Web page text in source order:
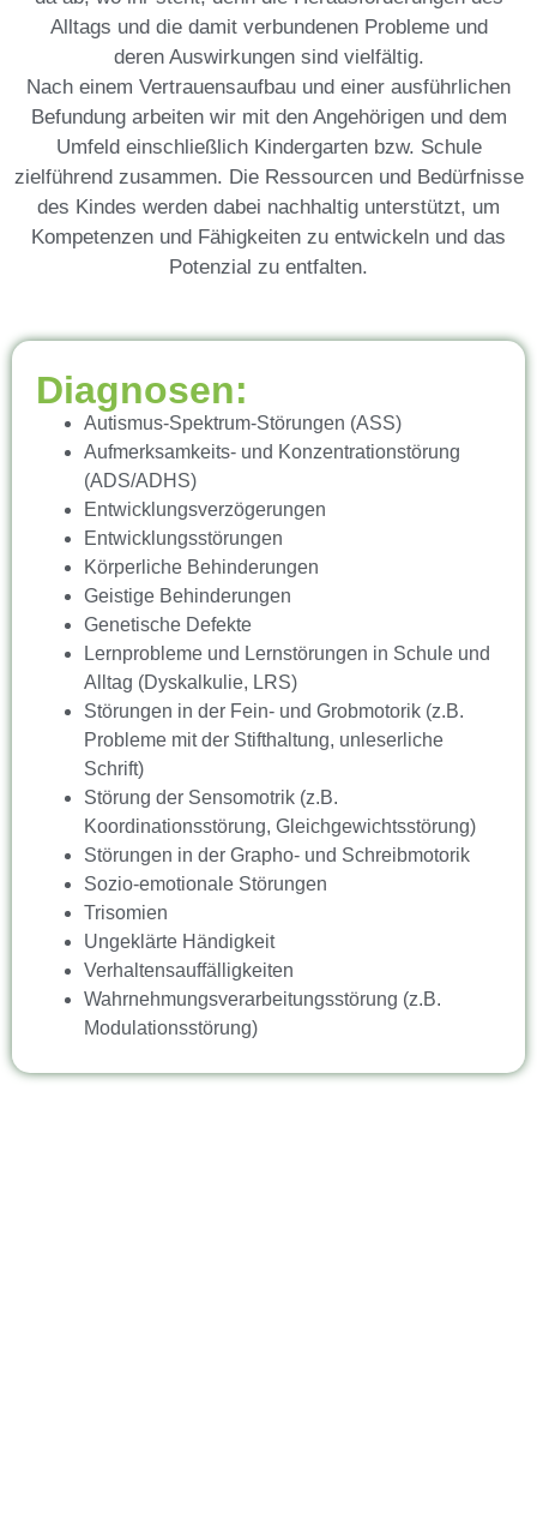
Alltags und die damit verbundenen Probleme und
deren Auswirkungen sind vielfältig.
Nach einem Vertrauensaufbau und einer ausführlichen
Befundung arbeiten wir mit den Angehörigen und dem
Umfeld einschließlich Kindergarten bzw. Schule
zielführend zusammen. Die Ressourcen und Bedürfnisse
des Kindes werden dabei nachhaltig unterstützt, um
Kompetenzen und Fähigkeiten zu entwickeln und das
Potenzial zu entfalten.
Diagnosen:
Autismus-Spektrum-Störungen (ASS)
Aufmerksamkeits- und Konzentrationstörung
(ADS/ADHS)
Entwicklungsverzögerungen
Entwicklungsstörungen
Körperliche Behinderungen
Geistige Behinderungen
Genetische Defekte
Lernprobleme und Lernstörungen in Schule und
Alltag (Dyskalkulie, LRS)
Störungen in der Fein- und Grobmotorik (z.B.
Probleme mit der Stifthaltung, unleserliche
Schrift)
Störung der Sensomotrik (z.B.
Koordinationsstörung, Gleichgewichtsstörung)
Störungen in der Grapho- und Schreibmotorik
Sozio-emotionale Störungen
Trisomien
Ungeklärte Händigkeit
Verhaltensauffälligkeiten
Wahrnehmungsverarbeitungsstörung (z.B.
Modulationsstörung)